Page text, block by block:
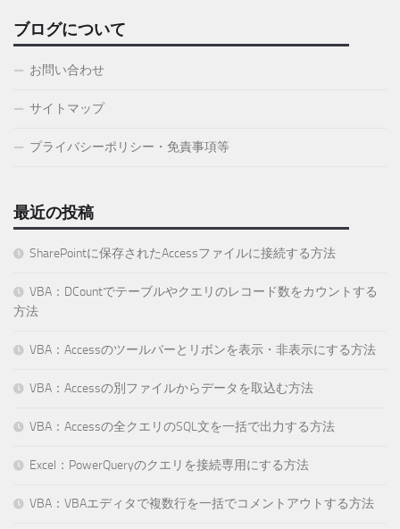
ブログについて
お問い合わせ
サイトマップ
プライバシーポリシー・免責事項等
最近の投稿
SharePointに保存されたAccessファイルに接続する方法
VBA：DCountでテーブルやクエリのレコード数をカウントする
方法
VBA：Accessのツールバーとリボンを表示・非表示にする方法
VBA：Accessの別ファイルからデータを取込む方法
VBA：Accessの全クエリのSQL文を一括で出力する方法
Excel：PowerQueryのクエリを接続専用にする方法
VBA：VBAエディタで複数行を一括でコメントアウトする方法